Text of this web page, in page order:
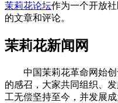
茉莉花论坛作为一个开放
的文章和评论。
茉莉花新闻网
中国茉莉花革命网始创
的感召，大家共同组织、
工无偿坚持至今，并发展